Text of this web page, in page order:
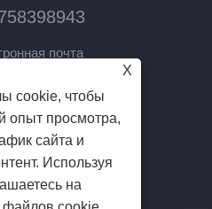
почта
НА НАС
X
cookie, чтобы
опыт просмотра,
сайта и
Используя
на